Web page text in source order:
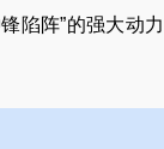
锋陷阵”的强大动